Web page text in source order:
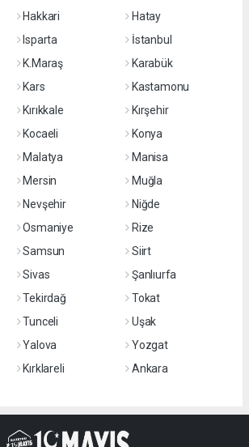
Hakkari
Hatay
Isparta
İstanbul
K.Maraş
Karabük
Kars
Kastamonu
Kırıkkale
Kırşehir
Kocaeli
Konya
Malatya
Manisa
Mersin
Muğla
Nevşehir
Niğde
Osmaniye
Rize
Samsun
Siirt
Sivas
Şanlıurfa
Tekirdağ
Tokat
Tunceli
Uşak
Yalova
Yozgat
Kırklareli Ankara